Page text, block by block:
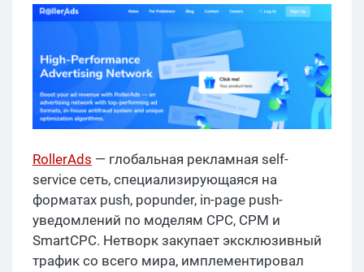
RollerAds — глобальная рекламная self-
service сеть, специализирующаяся на
форматах push, popunder, in-page push-
уведомлений по моделям CPC, CPM и
SmartCPC. Нетворк закупает эксклюзивный
трафик со всего мира, имплементировал